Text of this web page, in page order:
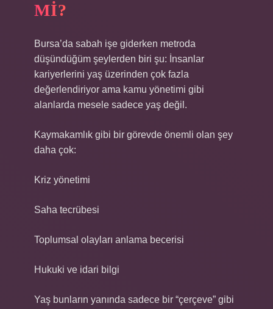
MI?
Bursa’da sabah işe giderken metroda
düşündüğüm şeylerden biri şu: İnsanlar
kariyerlerini yaş üzerinden çok fazla
değerlendiriyor ama kamu yönetimi gibi
alanlarda mesele sadece yaş değil.
Kaymakamlık gibi bir görevde önemli olan şey
daha çok:
Kriz yönetimi
Saha tecrübesi
Toplumsal olayları anlama becerisi
Hukuki ve idari bilgi
Yaş bunların yanında sadece bir “çerçeve” gibi